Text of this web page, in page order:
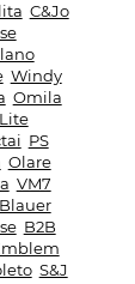
C&Jo
Windy
Omila
PS
Olare
VM7
Blauer
B2B
S&J